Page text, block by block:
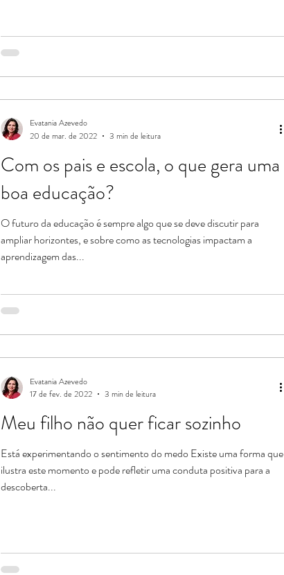
Com os pais e escola, o que gera uma
boa educação?
O futuro da educação é sempre algo que se deve discutir para
ampliar horizontes, e sobre como as tecnologias impactam a
aprendizagem das...
Evatania Azevedo
20 de mar. de 2022
3 min de leitura
Meu filho não quer ficar sozinho
Está experimentando o sentimento do medo Existe uma forma que
ilustra este momento e pode refletir uma conduta positiva para a
descoberta...
Evatania Azevedo
17 de fev. de 2022
3 min de leitura